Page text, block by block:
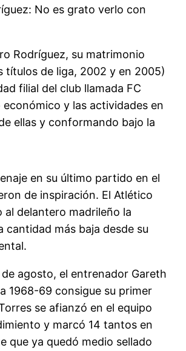
No es grato verlo con
Rodríguez, su matrimonio
de liga, 2002 y en 2005)
filial del club llamada FC
y las actividades en
ellas y conformando bajo la
en su último partido en el
de inspiración. El Atlético
delantero madrileño la
más baja desde su
agosto, el entrenador Gareth
1968-69 consigue su primer
se afianzó en el equipo
y marcó 14 tantos en
que ya quedó medio sellado